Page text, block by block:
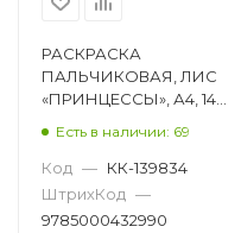
РАСКРАСКА
ПАЛЬЧИКОВАЯ, ЛИС
«ПРИНЦЕССЫ», А4, 14
Есть в наличии: 69
Код — КК-139834
ШтрихКод —
9785000432990